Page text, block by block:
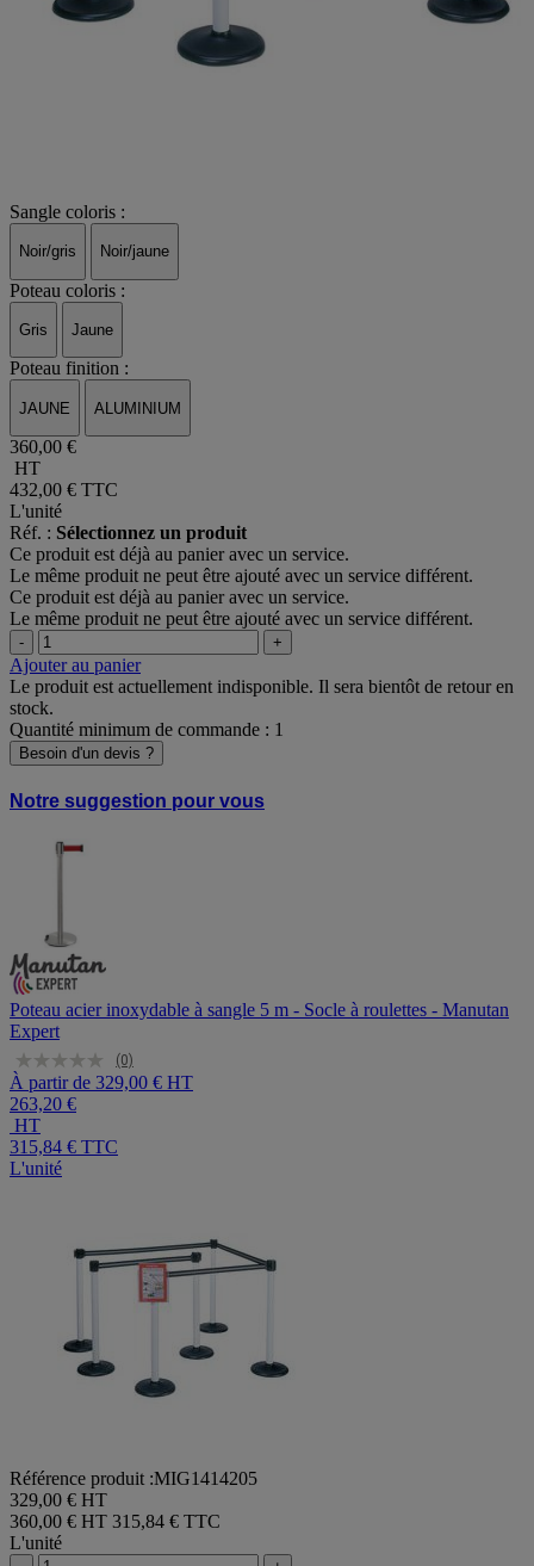
Sangle coloris :
Noir/gris Noir/jaune
Poteau coloris :
Gris Jaune
Poteau finition :
JAUNE ALUMINIUM
360,00 €
HT
432,00 € TTC
L'unité
Réf. : Sélectionnez un produit
Ce produit est déjà au panier avec un service.
Le même produit ne peut être ajouté avec un service différent.
Ce produit est déjà au panier avec un service.
Le même produit ne peut être ajouté avec un service différent.
- +
Ajouter au panier
Le produit est actuellement indisponible. Il sera bientôt de retour en
stock.
Quantité minimum de commande : 1
Besoin d'un devis ?
Notre suggestion pour vous
Poteau acier inoxydable à sangle 5 m - Socle à roulettes - Manutan
Expert
(0)
À partir de 329,00 € HT
263,20 €
HT
315,84 € TTC
L'unité
Référence produit :MIG1414205
329,00 € HT
360,00 € HT 315,84 € TTC
L'unité